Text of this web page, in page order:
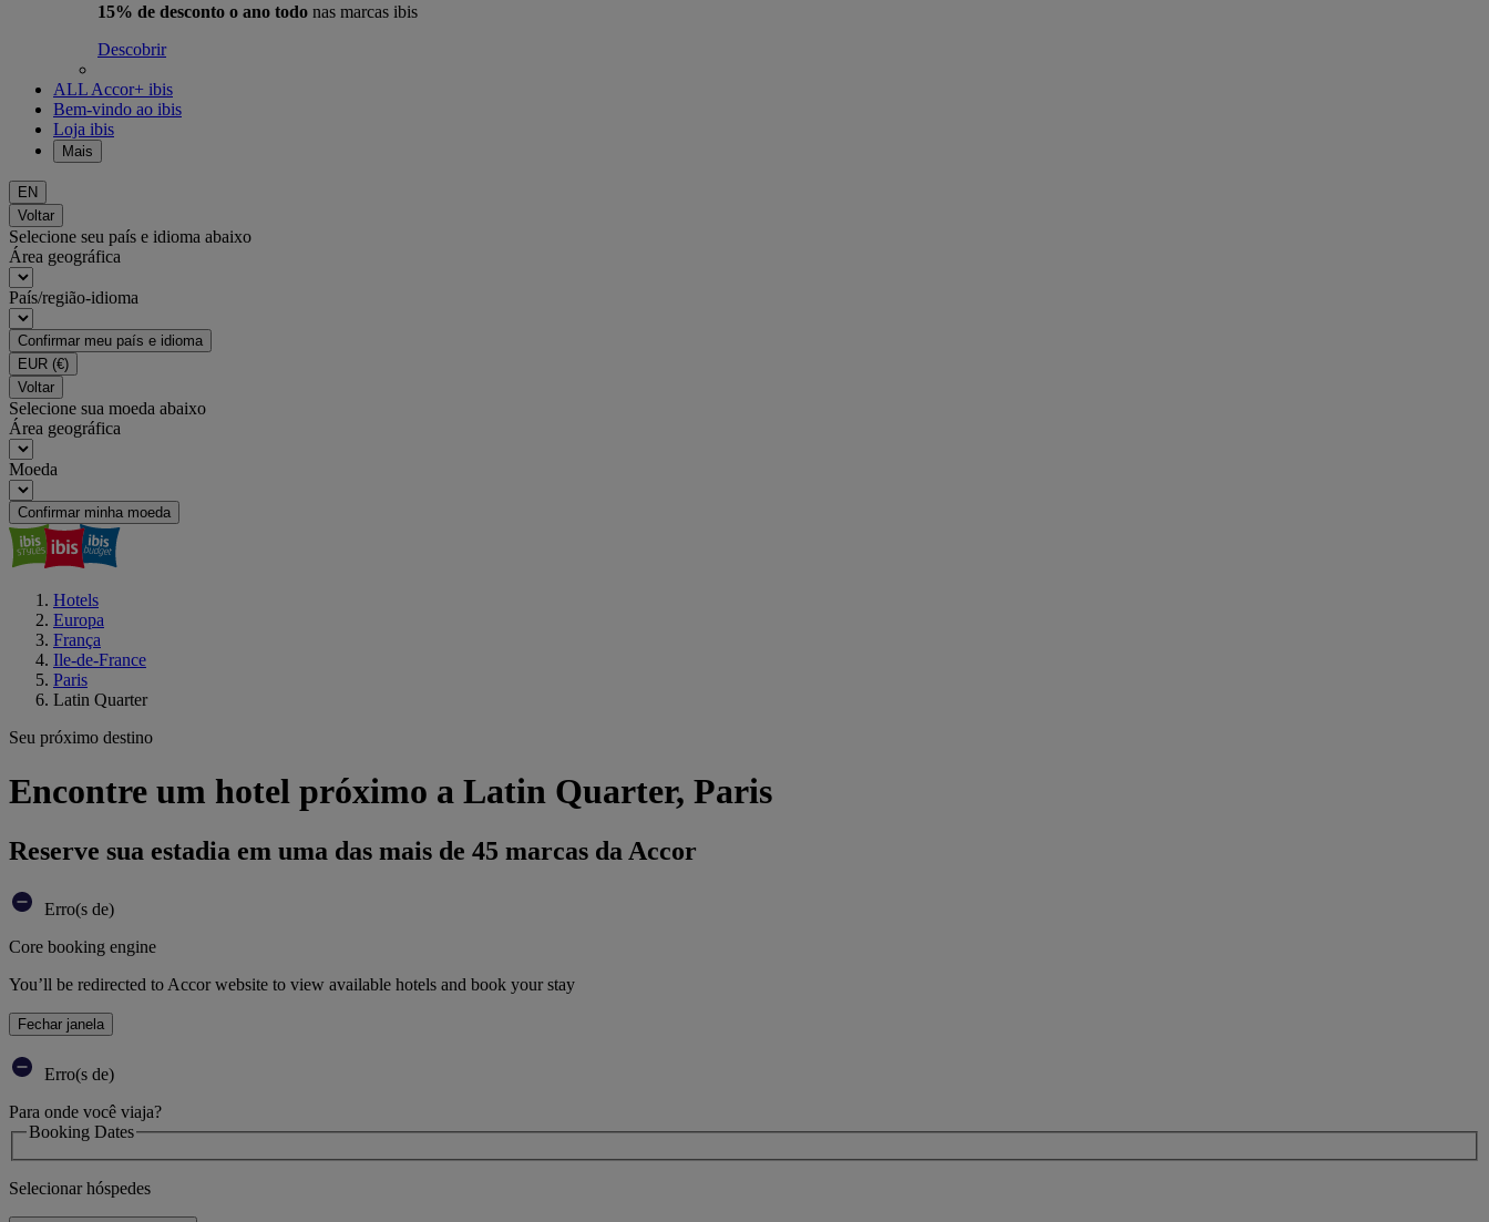
15% de desconto o ano todo nas marcas ibis
Descobrir
ALL Accor+ ibis
Bem-vindo ao ibis
Loja ibis
Mais
EN
Voltar
Selecione seu país e idioma abaixo
Área geográfica
País/região-idioma
Confirmar meu país e idioma
EUR (€)
Voltar
Selecione sua moeda abaixo
Área geográfica
Moeda
Confirmar minha moeda
Hotels
Europa
França
Ile-de-France
Paris
Latin Quarter
Seu próximo destino
Encontre um hotel próximo a Latin Quarter, Paris
Reserve sua estadia em uma das mais de 45 marcas da Accor
Erro(s de)
Core booking engine
You’ll be redirected to Accor website to view available hotels and book your stay
Fechar janela
Erro(s de)
Para onde você viaja?
Booking Dates
Selecionar hóspedes